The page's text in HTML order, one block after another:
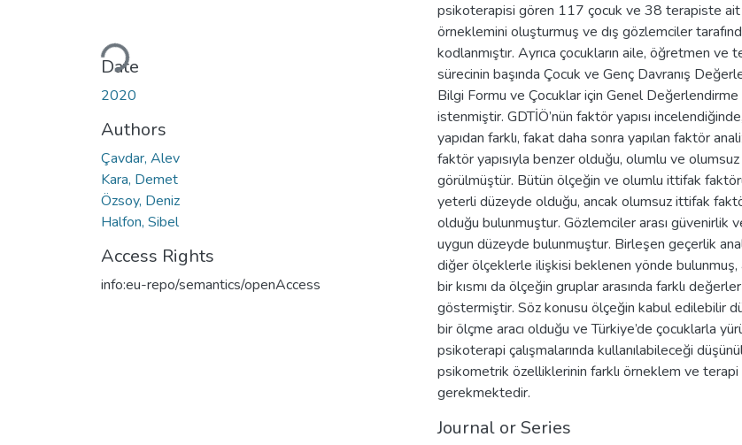
Loading...
Date
2020
Authors
Çavdar, Alev
Kara, Demet
Özsoy, Deniz
Halfon, Sibel
Access Rights
info:eu-repo/semantics/openAccess
psikoterapisi gören 117 çocuk ve 38 terapiste ait
örneklemini oluşturmuş ve dış gözlemciler
kodlanmıştır. Ayrıca çocukların aile, öğretmen
sürecinin başında Çocuk ve Genç Davranış
Bilgi Formu ve Çocuklar için Genel Değerlendirme
istenmiştir. GDTİÖ’nün faktör yapısı
yapıdan farklı, fakat daha sonra yapılan faktör
faktör yapısıyla benzer olduğu, olumlu ve olumsuz
görülmüştür. Bütün ölçeğin ve olumlu ittifak
yeterli düzeyde olduğu, ancak olumsuz ittifak
olduğu bulunmuştur. Gözlemciler arası
uygun düzeyde bulunmuştur. Birleşen geçerlik
diğer ölçeklerle ilişkisi beklenen yönde bulunmuş,
bir kısmı da ölçeğin gruplar arasında farklı
göstermiştir. Söz konusu ölçeğin kabul edilebilir
bir ölçme aracı olduğu ve Türkiye’de çocuklarla
psikoterapi çalışmalarında kullanılabileceği
psikometrik özelliklerinin farklı örneklem ve terapi
gerekmektedir.
Journal or Series